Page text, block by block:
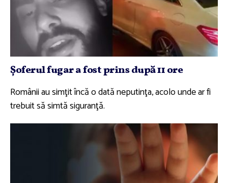
Şoferul fugar a fost prins după 11 ore
Românii au simţit încă o dată neputinţa, acolo unde ar fi
trebuit să simtă siguranţă.